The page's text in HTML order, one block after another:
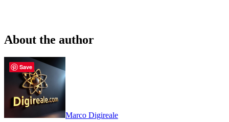
About the author
Marco Digireale
Save